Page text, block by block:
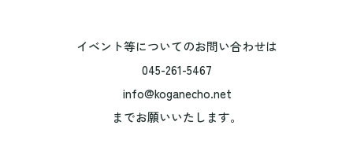
イベント等についてのお問い合わせは
045-261-5467
info@koganecho.net
までお願いいたします。